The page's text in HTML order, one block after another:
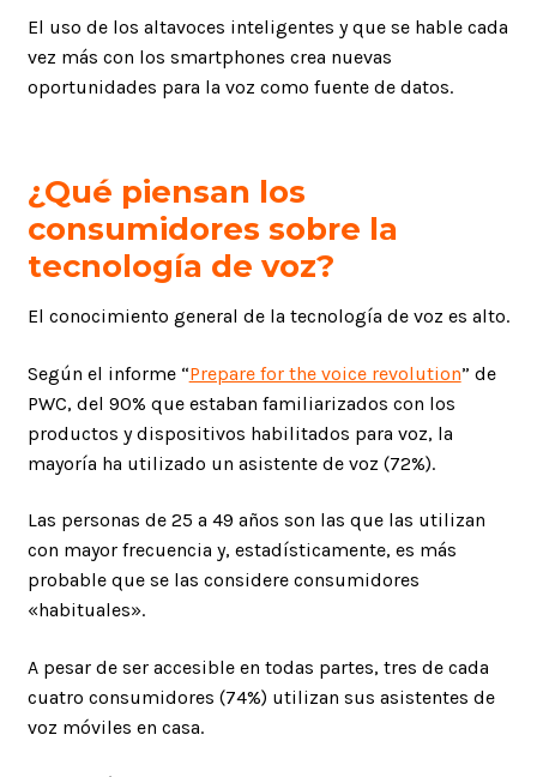
El uso de los altavoces inteligentes y que se hable cada
vez más con los smartphones crea nuevas
oportunidades para la voz como fuente de datos.
¿Qué piensan los
consumidores sobre la
tecnología de voz?
El conocimiento general de la tecnología de voz es alto.
Según el informe “Prepare for the voice revolution” de
PWC, del 90% que estaban familiarizados con los
productos y dispositivos habilitados para voz, la
mayoría ha utilizado un asistente de voz (72%).
Las personas de 25 a 49 años son las que las utilizan
con mayor frecuencia y, estadísticamente, es más
probable que se las considere consumidores
«habituales».
A pesar de ser accesible en todas partes, tres de cada
cuatro consumidores (74%) utilizan sus asistentes de
voz móviles en casa.